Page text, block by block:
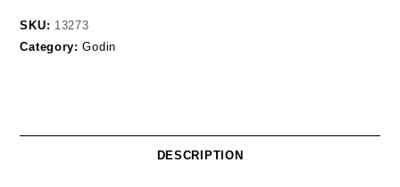
SKU: 13273
Category:Godin
DESCRIPTION